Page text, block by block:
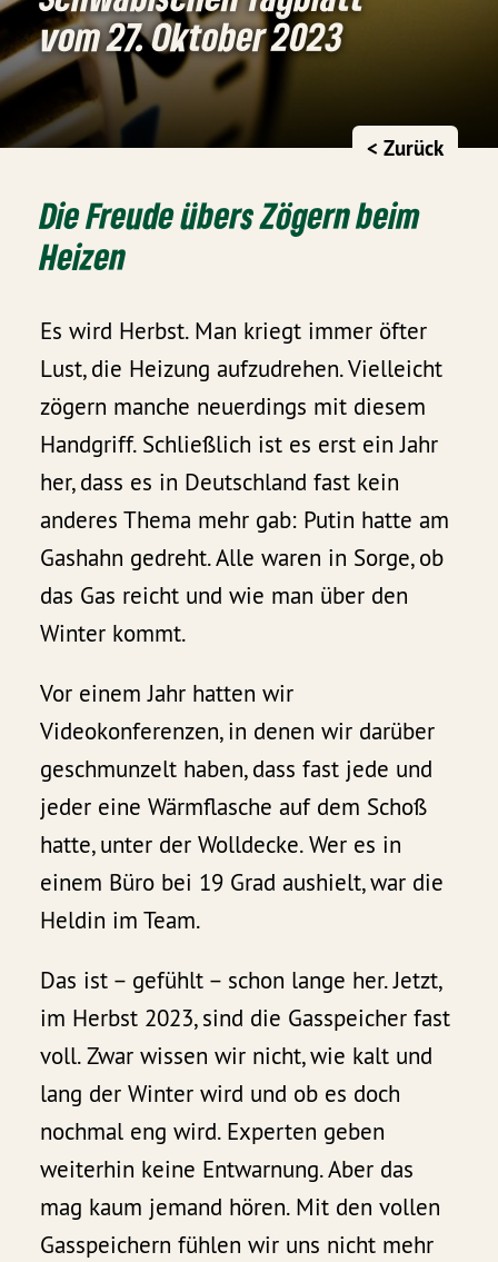
vom 27. Oktober 2023
< Zurück
Die Freude übers Zögern beim
Heizen
Es wird Herbst. Man kriegt immer öfter
Lust, die Heizung aufzudrehen. Vielleicht
zögern manche neuerdings mit diesem
Handgriff. Schließlich ist es erst ein Jahr
her, dass es in Deutschland fast kein
anderes Thema mehr gab: Putin hatte am
Gashahn gedreht. Alle waren in Sorge, ob
das Gas reicht und wie man über den
Winter kommt.
Vor einem Jahr hatten wir
Videokonferenzen, in denen wir darüber
geschmunzelt haben, dass fast jede und
jeder eine Wärmflasche auf dem Schoß
hatte, unter der Wolldecke. Wer es in
einem Büro bei 19 Grad aushielt, war die
Heldin im Team.
Das ist – gefühlt – schon lange her. Jetzt,
im Herbst 2023, sind die Gasspeicher fast
voll. Zwar wissen wir nicht, wie kalt und
lang der Winter wird und ob es doch
nochmal eng wird. Experten geben
weiterhin keine Entwarnung. Aber das
mag kaum jemand hören. Mit den vollen
Gasspeichern fühlen wir uns nicht mehr